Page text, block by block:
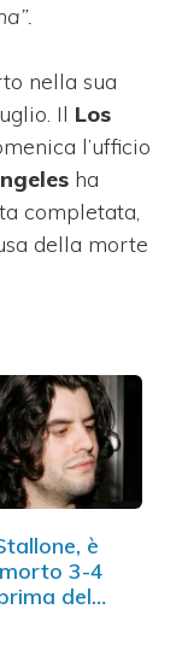
nella sua
Il Los
l’ufficio
ha
completata,
della morte
è
3-4
del…